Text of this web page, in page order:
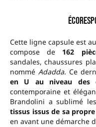
Cette ligne capsule est
compose de 162
sandales, chaussures
nommé Adadda. Ce
en U au niveau des
contemporaine et
Brandolini a sublimé
tissus issus de sa
en avant une démarche